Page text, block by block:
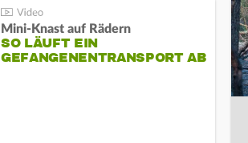
Mini-Knast auf Rädern
SO LÄUFT EIN
GEFANGENENTRANSPORT AB